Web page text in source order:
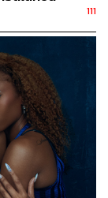
ยดินเนอร์กลาง
และไอศกรีม
นื่องในโอกาส
นเพื่อให้
ม
ง Dinosaur
น. (รอบ
งที่นั่งได้ที่www.
111